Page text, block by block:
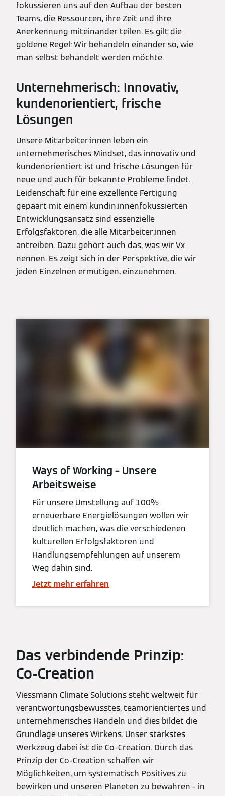
fokussieren uns auf den Aufbau der besten
Teams, die Ressourcen, ihre Zeit und ihre
Anerkennung miteinander teilen. Es gilt die
goldene Regel: Wir behandeln einander so, wie
man selbst behandelt werden möchte.
Unternehmerisch: Innovativ,
kundenorientiert, frische
Lösungen
Unsere Mitarbeiter:innen leben ein
unternehmerisches Mindset, das innovativ und
kundenorientiert ist und frische Lösungen für
neue und auch für bekannte Probleme findet.
Leidenschaft für eine exzellente Fertigung
gepaart mit einem kundin:innenfokussierten
Entwicklungsansatz sind essenzielle
Erfolgsfaktoren, die alle Mitarbeiter:innen
antreiben. Dazu gehört auch das, was wir Vx
nennen. Es zeigt sich in der Perspektive, die wir
jeden Einzelnen ermutigen, einzunehmen.
Ways of Working – Unsere
Arbeitsweise
Für unsere Umstellung auf 100%
erneuerbare Energielösungen wollen wir
deutlich machen, was die verschiedenen
kulturellen Erfolgsfaktoren und
Handlungsempfehlungen auf unserem
Weg dahin sind.
Jetzt mehr erfahren
Das verbindende Prinzip:
Co-Creation
Viessmann Climate Solutions steht weltweit für
verantwortungsbewusstes, teamorientiertes und
unternehmerisches Handeln und dies bildet die
Grundlage unseres Wirkens. Unser stärkstes
Werkzeug dabei ist die Co-Creation. Durch das
Prinzip der Co-Creation schaffen wir
Möglichkeiten, um systematisch Positives zu
bewirken und unseren Planeten zu bewahren – in